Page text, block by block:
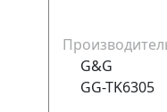
G&G
GG-TK6305